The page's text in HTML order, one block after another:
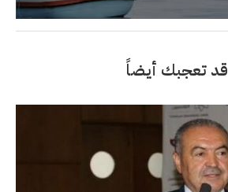
قد تعجبك أيضاً